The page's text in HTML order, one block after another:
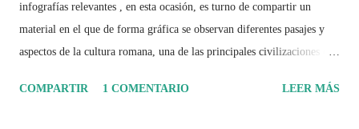
infografías relevantes , en esta ocasión, es turno de compartir un
material en el que de forma gráfica se observan diferentes pasajes y
aspectos de la cultura romana, una de las principales civilizaciones que
COMPARTIR
1 COMENTARIO LEER MÁS